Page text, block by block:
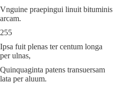
Vnguine praepingui linuit bituminis
arcam.
255
Ipsa fuit plenas ter centum longa
per ulnas,
Quinquaginta patens transuersam
lata per aluum.